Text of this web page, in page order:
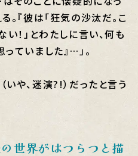
。『彼は「狂気の沙汰だ。こ
い！」とわたしに言い、何も
ていました』…」。
や、迷演?!）だったと言う
世界がはつらつと描